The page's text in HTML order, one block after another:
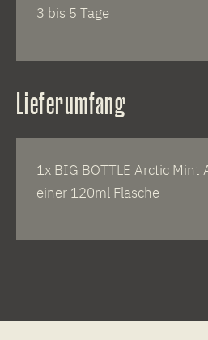
3 bis 5 Tage
Lieferumfang
1x BIG BOTTLE Arctic Mint
einer 120ml Flasche